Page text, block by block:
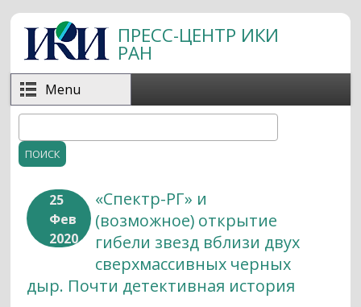
Перейти к основному содержанию
ПРЕСС-ЦЕНТР ИКИ
РАН
Menu
Форма поиска
25
Фев
2020
«Спектр-РГ» и
(возможное) открытиe
гибели звезд вблизи двух
сверхмассивных черных
дыр. Почти детективная история